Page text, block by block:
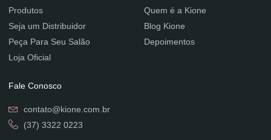
Produtos
Seja um Distribuidor
Peça Para Seu Salão
Loja Oficial
Quem é a Kione
Blog Kione
Depoimentos
Fale Conosco
contato@kione.com.br
(37) 3322 0223